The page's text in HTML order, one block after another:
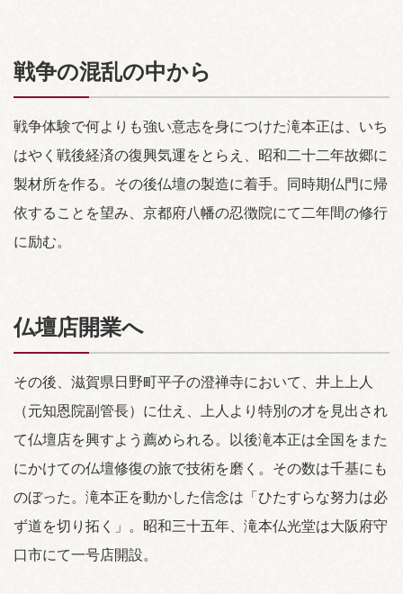
戦争の混乱の中から
戦争体験で何よりも強い意志を身につけた滝本正は、いち
はやく戦後経済の復興気運をとらえ、昭和二十二年故郷に
製材所を作る。その後仏壇の製造に着手。同時期仏門に帰
依することを望み、京都府八幡の忍徴院にて二年間の修行
に励む。
仏壇店開業へ
その後、滋賀県日野町平子の澄禅寺において、井上上人
（元知恩院副管長）に仕え、上人より特別の才を見出され
て仏壇店を興すよう薦められる。以後滝本正は全国をまた
にかけての仏壇修復の旅で技術を磨く。その数は千基にも
のぼった。滝本正を動かした信念は「ひたすらな努力は必
ず道を切り拓く」。昭和三十五年、滝本仏光堂は大阪府守
口市にて一号店開設。